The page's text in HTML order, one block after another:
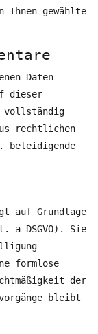
Ihnen gewählte
Daten
dieser
vollständig
rechtlichen
beleidigende
auf Grundlage
DSGVO). Sie
formlose
der
bleibt